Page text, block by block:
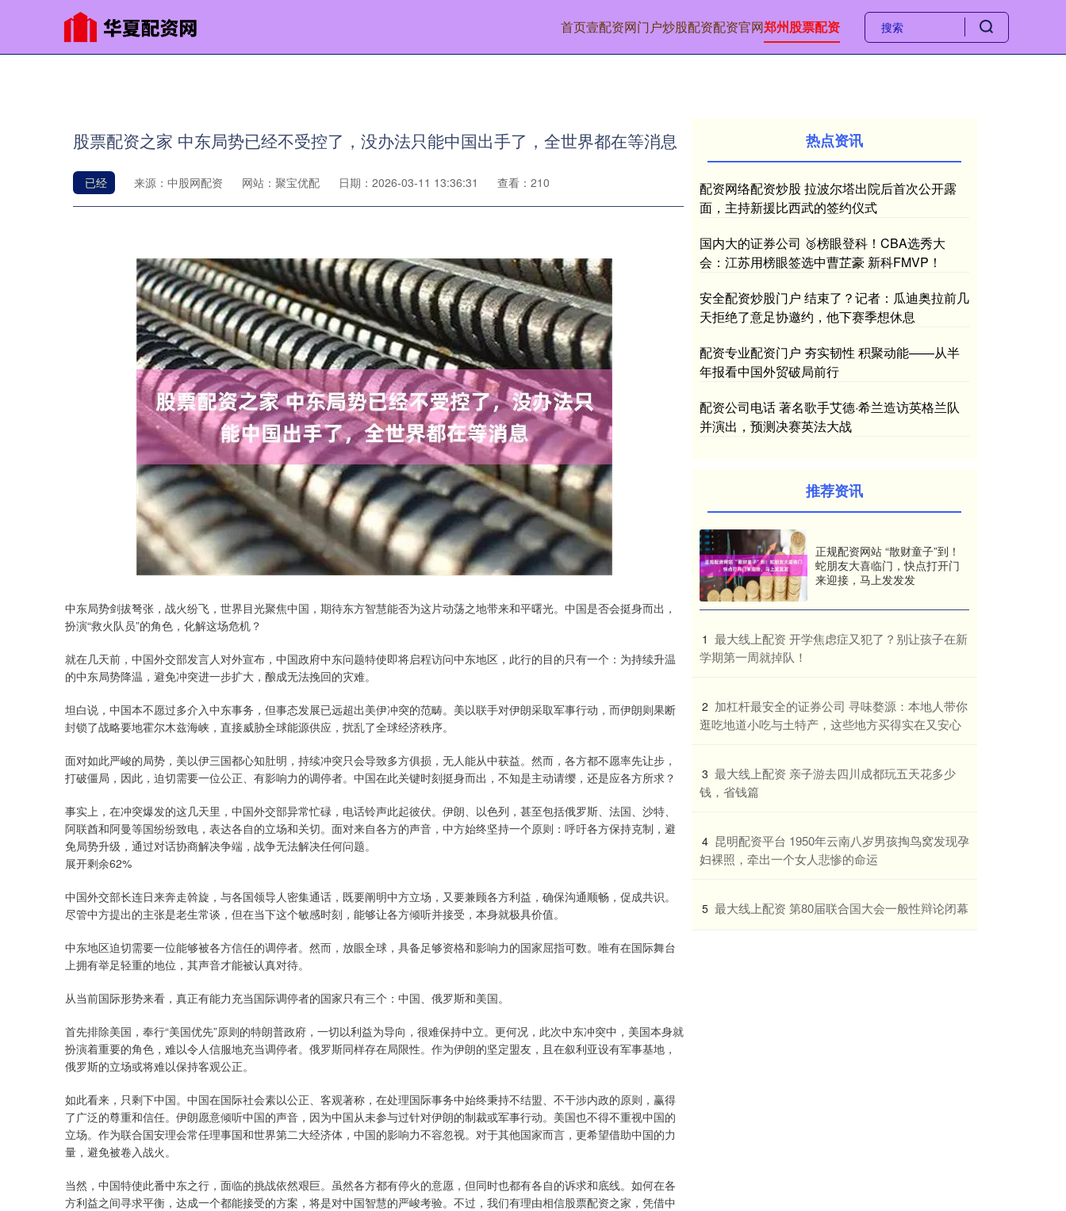
首页壹配资网门户炒股配资配资官网郑州股票配资
股票配资之家 中东局势已经不受控了，没办法只能中国出手了，全世界都在等消息
已经 来源：中股网配资 网站：聚宝优配 日期：2026-03-11 13:36:31 查看：210
中东局势剑拔弩张，战火纷飞，世界目光聚焦中国，期待东方智慧能否为这片动荡之地带来和平曙光。中国是否会挺身而出，
扮演“救火队员”的角色，化解这场危机？
就在几天前，中国外交部发言人对外宣布，中国政府中东问题特使即将启程访问中东地区，此行的目的只有一个：为持续升温
的中东局势降温，避免冲突进一步扩大，酿成无法挽回的灾难。
坦白说，中国本不愿过多介入中东事务，但事态发展已远超出美伊冲突的范畴。美以联手对伊朗采取军事行动，而伊朗则果断
封锁了战略要地霍尔木兹海峡，直接威胁全球能源供应，扰乱了全球经济秩序。
面对如此严峻的局势，美以伊三国都心知肚明，持续冲突只会导致多方俱损，无人能从中获益。然而，各方都不愿率先让步，
打破僵局，因此，迫切需要一位公正、有影响力的调停者。中国在此关键时刻挺身而出，不知是主动请缨，还是应各方所求？
事实上，在冲突爆发的这几天里，中国外交部异常忙碌，电话铃声此起彼伏。伊朗、以色列，甚至包括俄罗斯、法国、沙特、
阿联酋和阿曼等国纷纷致电，表达各自的立场和关切。面对来自各方的声音，中方始终坚持一个原则：呼吁各方保持克制，避
免局势升级，通过对话协商解决争端，战争无法解决任何问题。
展开剩余62%
中国外交部长连日来奔走斡旋，与各国领导人密集通话，既要阐明中方立场，又要兼顾各方利益，确保沟通顺畅，促成共识。
尽管中方提出的主张是老生常谈，但在当下这个敏感时刻，能够让各方倾听并接受，本身就极具价值。
中东地区迫切需要一位能够被各方信任的调停者。然而，放眼全球，具备足够资格和影响力的国家屈指可数。唯有在国际舞台
上拥有举足轻重的地位，其声音才能被认真对待。
从当前国际形势来看，真正有能力充当国际调停者的国家只有三个：中国、俄罗斯和美国。
首先排除美国，奉行“美国优先”原则的特朗普政府，一切以利益为导向，很难保持中立。更何况，此次中东冲突中，美国本身就
扮演着重要的角色，难以令人信服地充当调停者。俄罗斯同样存在局限性。作为伊朗的坚定盟友，且在叙利亚设有军事基地，
俄罗斯的立场或将难以保持客观公正。
如此看来，只剩下中国。中国在国际社会素以公正、客观著称，在处理国际事务中始终秉持不结盟、不干涉内政的原则，赢得
了广泛的尊重和信任。伊朗愿意倾听中国的声音，因为中国从未参与过针对伊朗的制裁或军事行动。美国也不得不重视中国的
立场。作为联合国安理会常任理事国和世界第二大经济体，中国的影响力不容忽视。对于其他国家而言，更希望借助中国的力
量，避免被卷入战火。
当然，中国特使此番中东之行，面临的挑战依然艰巨。虽然各方都有停火的意愿，但同时也都有各自的诉求和底线。如何在各
方利益之间寻求平衡，达成一个都能接受的方案，将是对中国智慧的严峻考验。不过，我们有理由相信股票配资之家，凭借中
热点资讯
配资网络配资炒股 拉波尔塔出院后首次公开露
面，主持新援比西武的签约仪式
国内大的证券公司 🥈榜眼登科！CBA选秀大
会：江苏用榜眼签选中曹芷豪 新科FMVP！
安全配资炒股门户 结束了？记者：瓜迪奥拉前几
天拒绝了意足协邀约，他下赛季想休息
配资专业配资门户 夯实韧性 积聚动能——从半
年报看中国外贸破局前行
配资公司电话 著名歌手艾德·希兰造访英格兰队
并演出，预测决赛英法大战
推荐资讯
正规配资网站 “散财童子”到！
蛇朋友大喜临门，快点打开门
来迎接，马上发发发
1 ​最大线上配资 开学焦虑症又犯了？别让孩子在新
学期第一周就掉队！
2 ​加杠杆最安全的证券公司 寻味婺源：本地人带你
逛吃地道小吃与土特产，这些地方买得实在又安心
3 ​最大线上配资 亲子游去四川成都玩五天花多少
钱，省钱篇
4 ​昆明配资平台 1950年云南八岁男孩掏鸟窝发现孕
妇裸照，牵出一个女人悲惨的命运
5 ​最大线上配资 第80届联合国大会一般性辩论闭幕